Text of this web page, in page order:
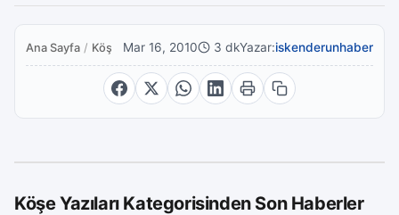
Ana Sayfa / Köşe Yazıları
Mar 16, 2010 3 dkYazar:iskenderunhaber
Köşe Yazıları Kategorisinden Son Haberler